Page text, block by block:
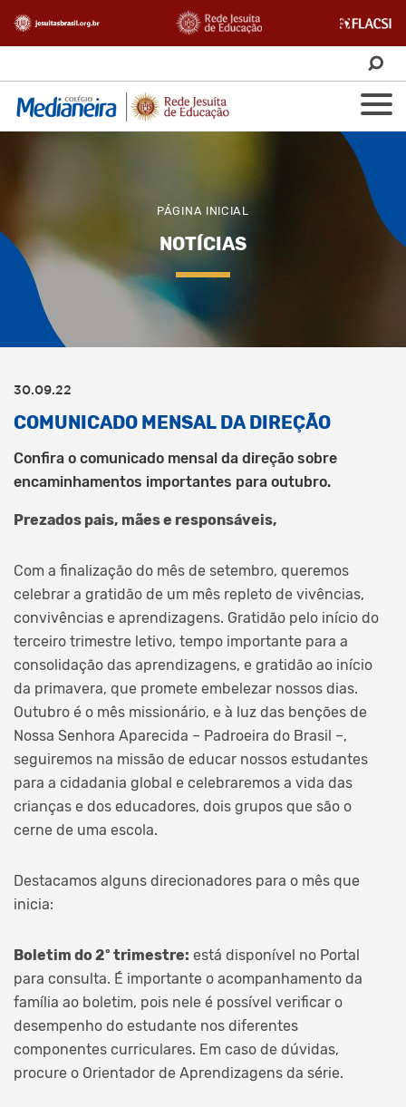
PÁGINA INICIAL
NOTÍCIAS
30.09.22
COMUNICADO MENSAL DA DIREÇÃO
Confira o comunicado mensal da direção sobre
encaminhamentos importantes para outubro.
Prezados pais, mães e responsáveis,
Com a finalização do mês de setembro, queremos
celebrar a gratidão de um mês repleto de vivências,
convivências e aprendizagens. Gratidão pelo início do
terceiro trimestre letivo, tempo importante para a
consolidação das aprendizagens, e gratidão ao início
da primavera, que promete embelezar nossos dias.
Outubro é o mês missionário, e à luz das benções de
Nossa Senhora Aparecida – Padroeira do Brasil –,
seguiremos na missão de educar nossos estudantes
para a cidadania global e celebraremos a vida das
crianças e dos educadores, dois grupos que são o
cerne de uma escola.
Destacamos alguns direcionadores para o mês que
inicia:
Boletim do 2º trimestre: está disponível no Portal
para consulta. É importante o acompanhamento da
família ao boletim, pois nele é possível verificar o
desempenho do estudante nos diferentes
componentes curriculares. Em caso de dúvidas,
procure o Orientador de Aprendizagens da série.